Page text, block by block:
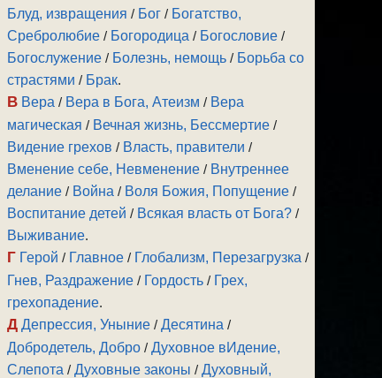
Блуд, извращения / Бог / Богатство,
Сребролюбие / Богородица / Богословие /
Богослужение / Болезнь, немощь / Борьба со
страстями / Брак.
В Вера / Вера в Бога, Атеизм / Вера
магическая / Вечная жизнь, Бессмертие /
Видение грехов / Власть, правители /
Вменение себе, Невменение / Внутреннее
делание / Война / Воля Божия, Попущение /
Воспитание детей / Всякая власть от Бога? /
Выживание.
Г Герой / Главное / Глобализм, Перезагрузка /
Гнев, Раздражение / Гордость / Грех,
грехопадение.
Д Депрессия, Уныние /Десятина /
Добродетель, Добро /Духовное вИдение,
Слепота /Духовные законы /Духовный,